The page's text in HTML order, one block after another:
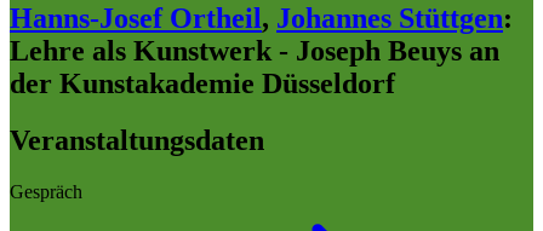
Hanns-Josef Ortheil, Johannes Stüttgen:
Lehre als Kunstwerk - Joseph Beuys an
der Kunstakademie Düsseldorf
Veranstaltungsdaten
Gespräch